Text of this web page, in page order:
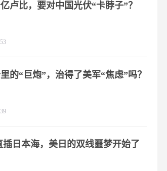
卢比，要对中国光伏“卡脖子”？
的“巨炮”，治得了美军“焦虑”吗？
插日本海，美日的双线噩梦开始了